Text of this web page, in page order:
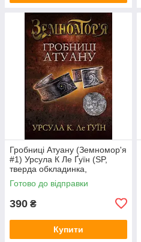
Гробниці Атуану (Земномор'я
#1) Урсула К Ле Ґуїн (SP,
тверда обкладинка,
суперобкладинка))
Готово до відправки
390 ₴
Купити